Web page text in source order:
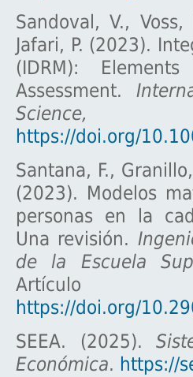
Sandoval, V.,
Jafari, P. (2023).
(IDRM):
Assessment.
Science,
https://doi.org/
Santana, F.,
(2023). Modelos
personas en la
Una revisión.
de la Escuela
https://doi.org/
SEEA. (2025).
Económica. https://